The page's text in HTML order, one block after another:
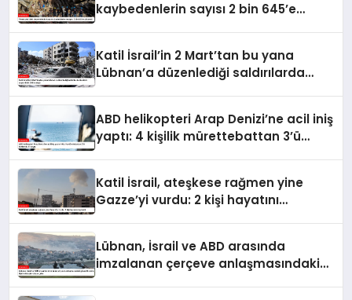
kaybedenlerin sayısı 2 bin 645’e
Katil İsrail’in 2 Mart’tan bu yana
Lübnan’a düzenlediği saldırılarda
ABD helikopteri Arap Denizi’ne acil iniş
yaptı: 4 kişilik mürettebattan 3’ü
Katil İsrail, ateşkese rağmen yine
Gazze’yi vurdu: 2 kişi hayatını
Lübnan, İsrail ve ABD arasında
imzalanan çerçeve anlaşmasındaki